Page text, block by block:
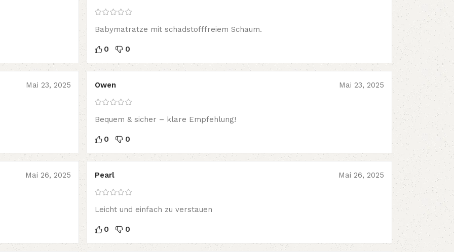
Babymatratze mit schadstofffreiem Schaum.
0 0
Mai 23, 2025 Owen Mai 23, 2025
Bequem & sicher – klare Empfehlung!
0 0
Mai 26, 2025 Pearl Mai 26, 2025
Leicht und einfach zu verstauen
0 0